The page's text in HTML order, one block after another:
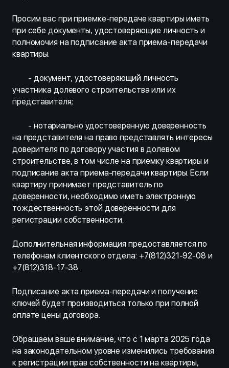
Просим вас при приемке-передаче квартиры иметь
при себе документы, удостоверяющие личность и
полномочия на подписание акта приема-передачи
квартиры:
- документ, удостоверяющий личность
участника долевого строительства или их
представителя;
- нотариально удостоверенную доверенность
на представителя на право представлять интересы
доверителя по договору участия в долевом
строительстве, в том числе на приемку квартиры и
подписание акта приема-передачи квартиры. Если
квартиру принимает представитель по
доверенности, необходимо иметь электронную
тождественность этой доверенности для
регистрации собственности.
Дополнительная информация предоставляется по
телефонам клиентского отдела: +7(812)321-92-08 и
+7(812)318-17-38.
Подписание акта приема-передачи и получение
ключей будет производиться только при полной
оплате цены договора.
Обращаем ваше внимание, что с 1 марта 2025 года
на законодательном уровне изменились требования
к регистрации прав собственности на квартиры,